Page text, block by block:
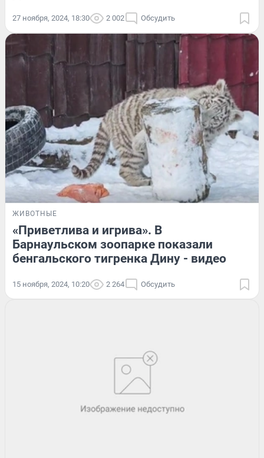
27 ноября, 2024, 18:30 2 002 Обсудить
ЖИВОТНЫЕ
«Приветлива и игрива». В
Барнаульском зоопарке показали
бенгальского тигренка Дину - видео
15 ноября, 2024, 10:20 2 264 Обсудить